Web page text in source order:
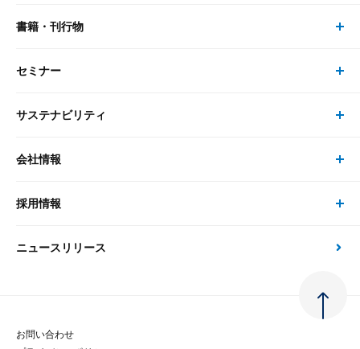
大和総研の強み
先端テクノロジーに基づく新たな価値の創出
最新のレポート・コラム
政策分析
金融経済教育等
研究員・コンサルタント トップ
研究員
書籍・刊行物
書籍・刊行物 トップ
書籍
セミナー
セミナー トップ
現在受付中のセミナー・イベント
サステナビリティ
サステナビリティの取り組み
次世代社会への貢献
会社情報
会社情報 トップ
会社概要・役員一覧
採用情報
採用情報 トップ
ニュースリリース
お問い合わせ